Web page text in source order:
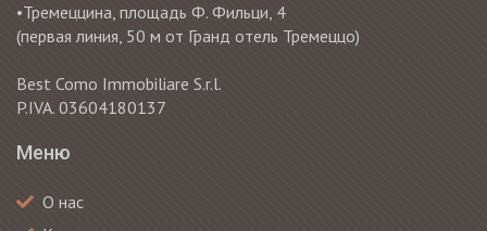
•Тремеццина, площадь Ф. Фильци, 4
(первая линия, 50 м от Гранд отель Тремеццо)
Best Como Immobiliare S.r.l.
P.IVA. 03604180137
Меню
О нас